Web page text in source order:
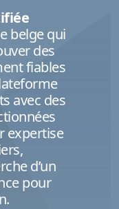
belge qui
des
fiables
avec des
expertise
d’un
pour